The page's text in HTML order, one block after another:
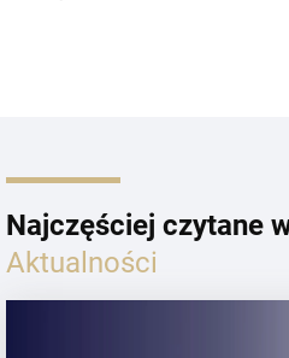
Najczęściej czytane
Aktualności